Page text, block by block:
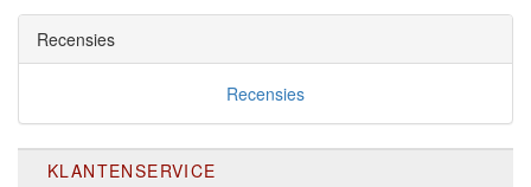
Recensies
Recensies
KLANTENSERVICE